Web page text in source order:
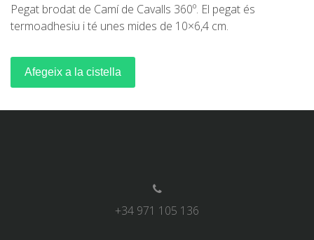
Pegat brodat de Camí de Cavalls 360º. El pegat és
termoadhesiu i té unes mides de 10×6,4 cm.
Afegeix a la cistella
+34 971 105 136